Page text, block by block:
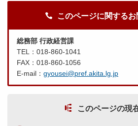
このページに関する
総務部 行政経営課
TEL：018-860-1041
FAX：018-860-1056
E-mail： gyousei@pref.akita.lg.jp
このページの現